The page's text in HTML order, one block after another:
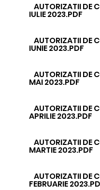
AUTORIZATII DE
IULIE 2023.PDF
AUTORIZATII DE
IUNIE 2023.PDF
AUTORIZATII DE
MAI 2023.PDF
AUTORIZATII DE
APRILIE 2023.PDF
AUTORIZATII DE
MARTIE 2023.PDF
AUTORIZATII DE
FEBRUARIE